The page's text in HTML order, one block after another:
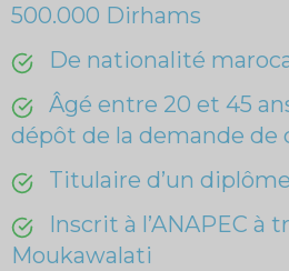
500.000 Dirhams
De nationalité
Âgé entre 20 et 45
dépôt de la demande de
Titulaire d’un
Inscrit à l’ANAPEC à
Moukawalati